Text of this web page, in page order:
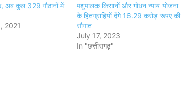
अब कुल 329 गौठानों में
2021
पशुपालक किसानों और गोधन न्याय योजना
के हितग्राहियों देंगे 16.29 करोड़ रूपए की
सौगात
July 17, 2023
In "छत्तीसगढ़"